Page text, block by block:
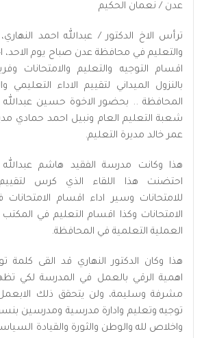
عدن / نعمان الحكيم
ترأس الاخ الدكتور / عبدالله احمد
والتعليم في محافظة عدن صباح يوم
اقسام التوجيه والتعليم والامتحانات
بالنزول الميداني لتقييم الاداء
المحافظة .. بحضور الاخوة حسين
شعبة التعليم العام ونبيل احمد حمادي
عمر خالد مديرة التعليم.
هذا وكانت مدرسة الفقيد هاشم
احتضنت هذا اللقاء الذي كرس لتقييم
للامتحانات وسير اداء اقسام الامتحانات
الامتحانات وكذا اقسام التعليم في
العملية التعلمية في المحافظة.
هذا وكان الدكتور النهاري قد القى كلمة
اهمية الرقي بالعمل في المدرسة لكي تظهر
مشرفة وسليمة، ولن يتحقق ذلك
توجيه وتعليم وادارة مدرسية ومدرسين
واخلاص لله والوطن والثورة والقيادة